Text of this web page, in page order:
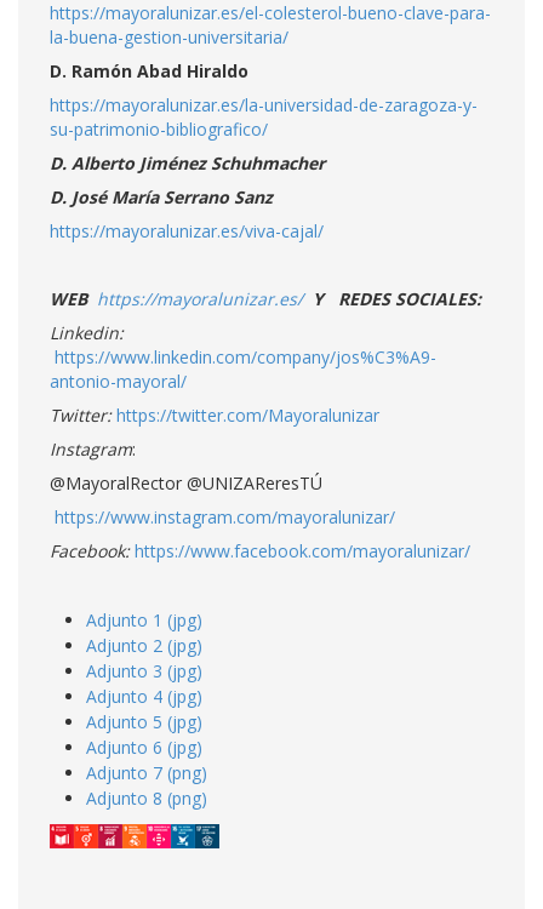
https://mayoralunizar.es/el-colesterol-bueno-clave-para-
la-buena-gestion-universitaria/
D. Ramón Abad Hiraldo
https://mayoralunizar.es/la-universidad-de-zaragoza-y-
su-patrimonio-bibliografico/
D. Alberto Jiménez Schuhmacher
D. José María Serrano Sanz
https://mayoralunizar.es/viva-cajal/
WEB https://mayoralunizar.es/ Y REDES SOCIALES:
Linkedin:
https://www.linkedin.com/company/jos%C3%A9-
antonio-mayoral/
Twitter: https://twitter.com/Mayoralunizar
Instagram:
@MayoralRector @UNIZAReresTÚ
https://www.instagram.com/mayoralunizar/
Facebook: https://www.facebook.com/mayoralunizar/
Adjunto 1 (jpg)
Adjunto 2 (jpg)
Adjunto 3 (jpg)
Adjunto 4 (jpg)
Adjunto 5 (jpg)
Adjunto 6 (jpg)
Adjunto 7 (png)
Adjunto 8 (png)